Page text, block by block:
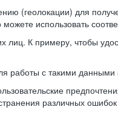
(геолокации) для
использовать
К примеру, чтобы
работы с такими
различных